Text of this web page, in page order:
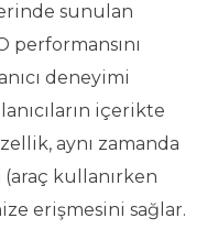
sunulan
performansını
deneyimi
içerikte
aynı zamanda
kullanırken
erişmesini sağlar.